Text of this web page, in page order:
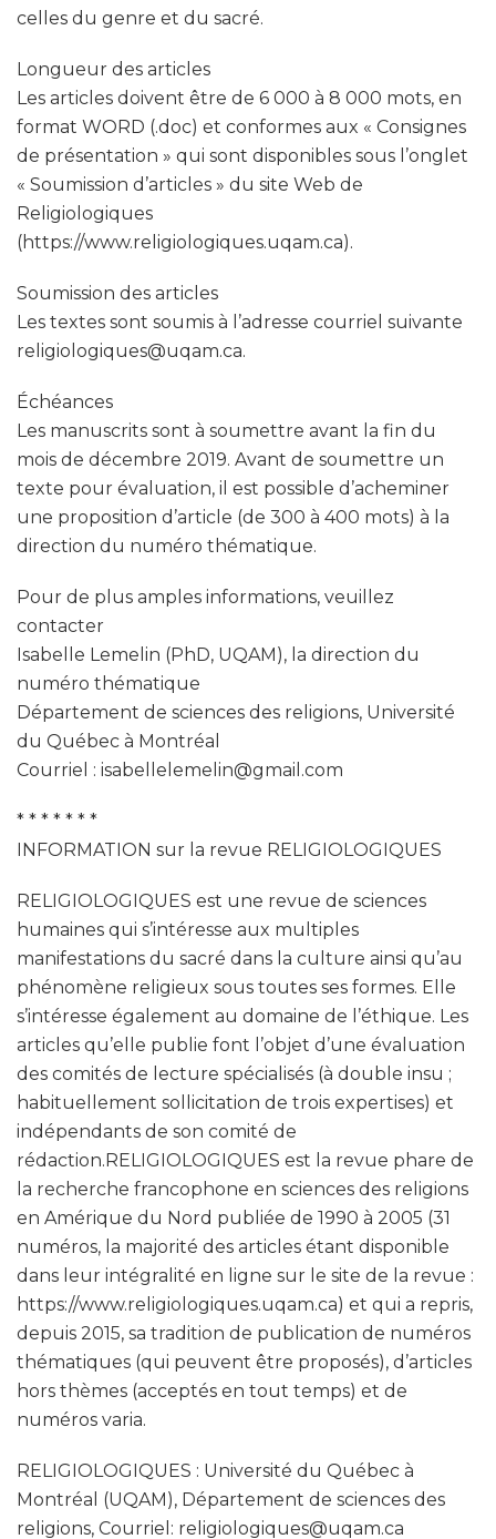
celles du genre et du sacré.
Longueur des articles
Les articles doivent être de 6 000 à 8 000 mots, en
format WORD (.doc) et conformes aux « Consignes
de présentation » qui sont disponibles sous l’onglet
« Soumission d’articles » du site Web de
Religiologiques
(https://www.religiologiques.uqam.ca).
Soumission des articles
Les textes sont soumis à l’adresse courriel suivante
religiologiques@uqam.ca.
Échéances
Les manuscrits sont à soumettre avant la fin du
mois de décembre 2019. Avant de soumettre un
texte pour évaluation, il est possible d’acheminer
une proposition d’article (de 300 à 400 mots) à la
direction du numéro thématique.
Pour de plus amples informations, veuillez
contacter
Isabelle Lemelin (PhD, UQAM), la direction du
numéro thématique
Département de sciences des religions, Université
du Québec à Montréal
Courriel : isabellelemelin@gmail.com
* * * * * * *
INFORMATION sur la revue RELIGIOLOGIQUES
RELIGIOLOGIQUES est une revue de sciences
humaines qui s’intéresse aux multiples
manifestations du sacré dans la culture ainsi qu’au
phénomène religieux sous toutes ses formes. Elle
s’intéresse également au domaine de l’éthique. Les
articles qu’elle publie font l’objet d’une évaluation
des comités de lecture spécialisés (à double insu ;
habituellement sollicitation de trois expertises) et
indépendants de son comité de
rédaction.RELIGIOLOGIQUES est la revue phare de
la recherche francophone en sciences des religions
en Amérique du Nord publiée de 1990 à 2005 (31
numéros, la majorité des articles étant disponible
dans leur intégralité en ligne sur le site de la revue :
https://www.religiologiques.uqam.ca) et qui a repris,
depuis 2015, sa tradition de publication de numéros
thématiques (qui peuvent être proposés), d’articles
hors thèmes (acceptés en tout temps) et de
numéros varia.
RELIGIOLOGIQUES : Université du Québec à
Montréal (UQAM), Département de sciences des
religions, Courriel: religiologiques@uqam.ca